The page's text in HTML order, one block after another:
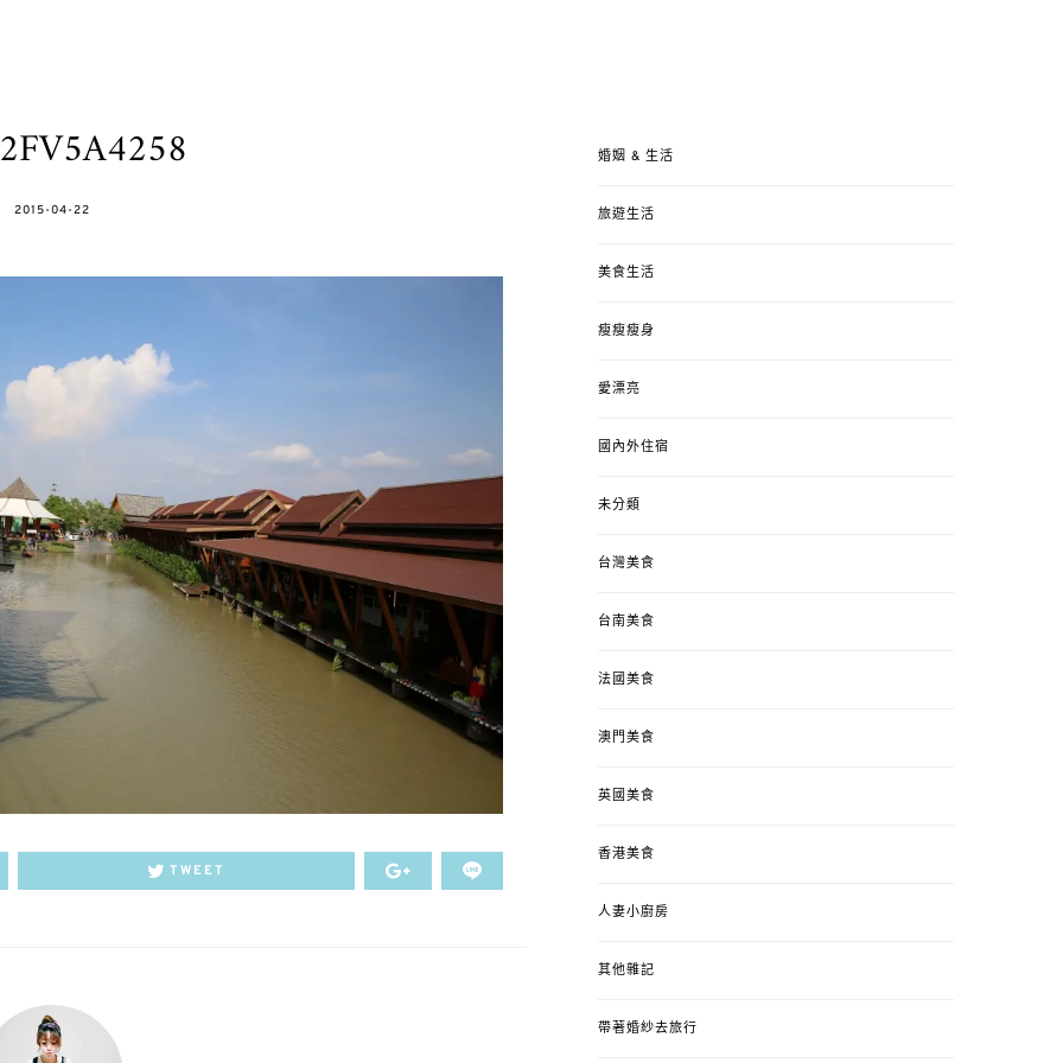
POSTED
2015-04-22
TWEET
婚姻 & 生活
旅遊生活
美食生活
瘦瘦瘦身
愛漂亮
國內外住宿
未分類
台灣美食
台南美食
法國美食
澳門美食
英國美食
香港美食
人妻小廚房
其他雜記
帶著婚紗去旅行